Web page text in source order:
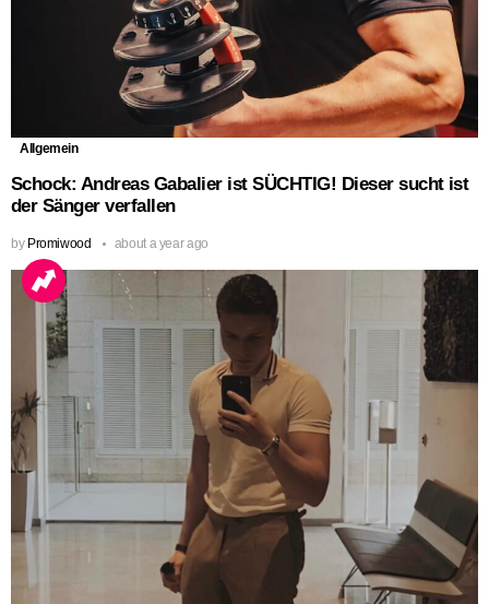
Allgemein
Schock: Andreas Gabalier ist SÜCHTIG! Dieser sucht ist
der Sänger verfallen
by Promiwood about a year ago